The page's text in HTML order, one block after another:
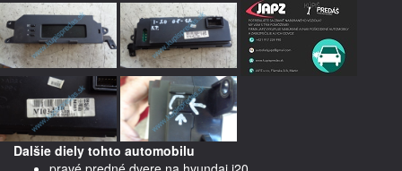
Dalšie diely tohto automobilu